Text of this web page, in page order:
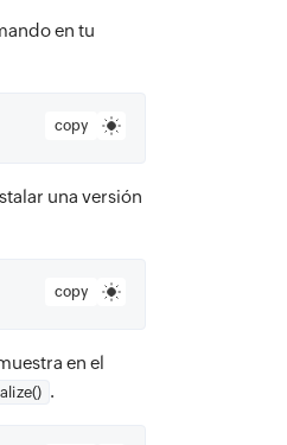
en tu
copy
una versión
copy
en el
.